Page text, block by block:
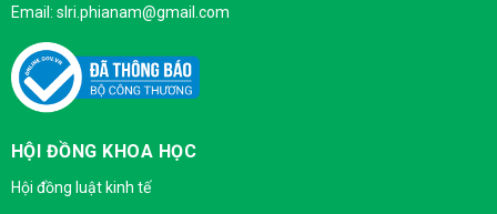
Email: slri.phianam@gmail.com
HỘI ĐỒNG KHOA HỌC
Hội đồng luật kinh tế